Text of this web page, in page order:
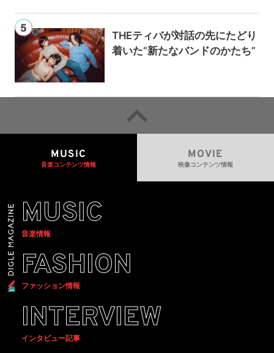
THEティバが対話の先にたどり
着いた“新たなバンドのかたち”
MUSIC
音楽コンテンツ情報
MOVIE
映像コンテンツ情報
MUSIC
音楽情報
FASHION
ファッション情報
INTERVIEW
インタビュー記事